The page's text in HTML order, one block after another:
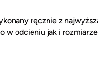
ręcznie z
w odcieniu jak i